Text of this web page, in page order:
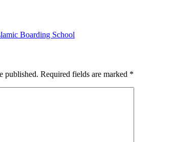
Boarding School
published. Required fields are marked *